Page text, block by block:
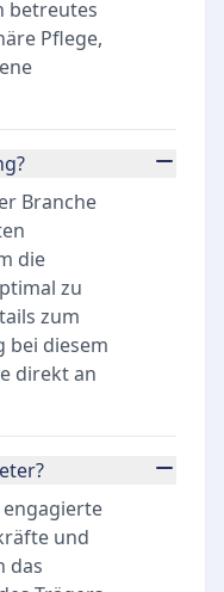
betreutes
Pflege,
Branche
die
zu
zum
bei diesem
direkt an
und
das